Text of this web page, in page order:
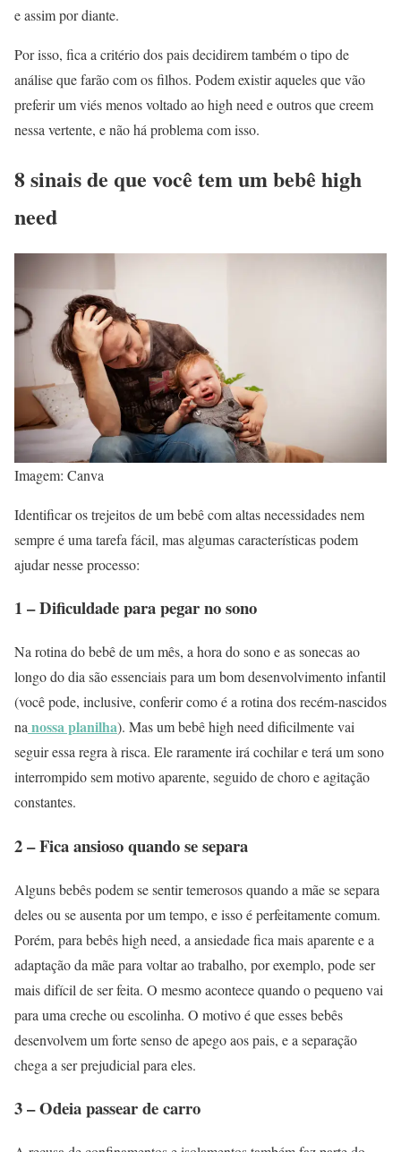
e assim por diante.
Por isso, fica a critério dos pais decidirem também o tipo de
análise que farão com os filhos. Podem existir aqueles que vão
preferir um viés menos voltado ao high need e outros que creem
nessa vertente, e não há problema com isso.
8 sinais de que você tem um bebê high
need
Imagem: Canva
Identificar os trejeitos de um bebê com altas necessidades nem
sempre é uma tarefa fácil, mas algumas características podem
ajudar nesse processo:
1 – Dificuldade para pegar no sono
Na rotina do bebê de um mês, a hora do sono e as sonecas ao
longo do dia são essenciais para um bom desenvolvimento infantil
(você pode, inclusive, conferir como é a rotina dos recém-nascidos
na nossa planilha). Mas um bebê high need dificilmente vai
seguir essa regra à risca. Ele raramente irá cochilar e terá um sono
interrompido sem motivo aparente, seguido de choro e agitação
constantes.
2 – Fica ansioso quando se separa
Alguns bebês podem se sentir temerosos quando a mãe se separa
deles ou se ausenta por um tempo, e isso é perfeitamente comum.
Porém, para bebês high need, a ansiedade fica mais aparente e a
adaptação da mãe para voltar ao trabalho, por exemplo, pode ser
mais difícil de ser feita. O mesmo acontece quando o pequeno vai
para uma creche ou escolinha. O motivo é que esses bebês
desenvolvem um forte senso de apego aos pais, e a separação
chega a ser prejudicial para eles.
3 – Odeia passear de carro